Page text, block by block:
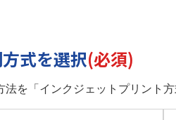
式を選択(必須)
法を「インクジェットプリント